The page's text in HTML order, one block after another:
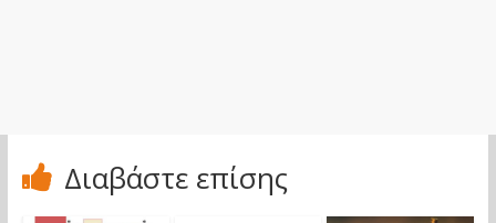
Διαβάστε επίσης